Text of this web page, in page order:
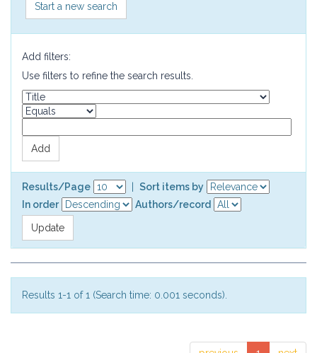
Start a new search
Add filters:
Use filters to refine the search results.
Results/Page
Sort items by
In order
Authors/record
Results 1-1 of 1 (Search time: 0.001 seconds).